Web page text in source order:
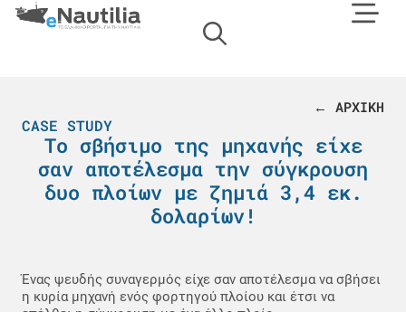
← ΑΡΧΙΚΗ
CASE STUDY
Το σβήσιμο της μηχανής είχε
σαν αποτέλεσμα την σύγκρουση
δυο πλοίων με ζημιά 3,4 εκ.
δολαρίων!
Ένας ψευδής συναγερμός είχε σαν αποτέλεσμα να σβήσει
η κυρία μηχανή ενός φορτηγού πλοίου και έτσι να